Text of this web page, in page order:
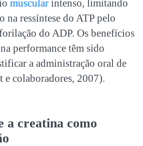
muscular intenso, limitando
na ressíntese do ATP pelo
do ADP. Os benefícios
performance têm sido
a administração oral de
e colaboradores, 2007).
a creatina como